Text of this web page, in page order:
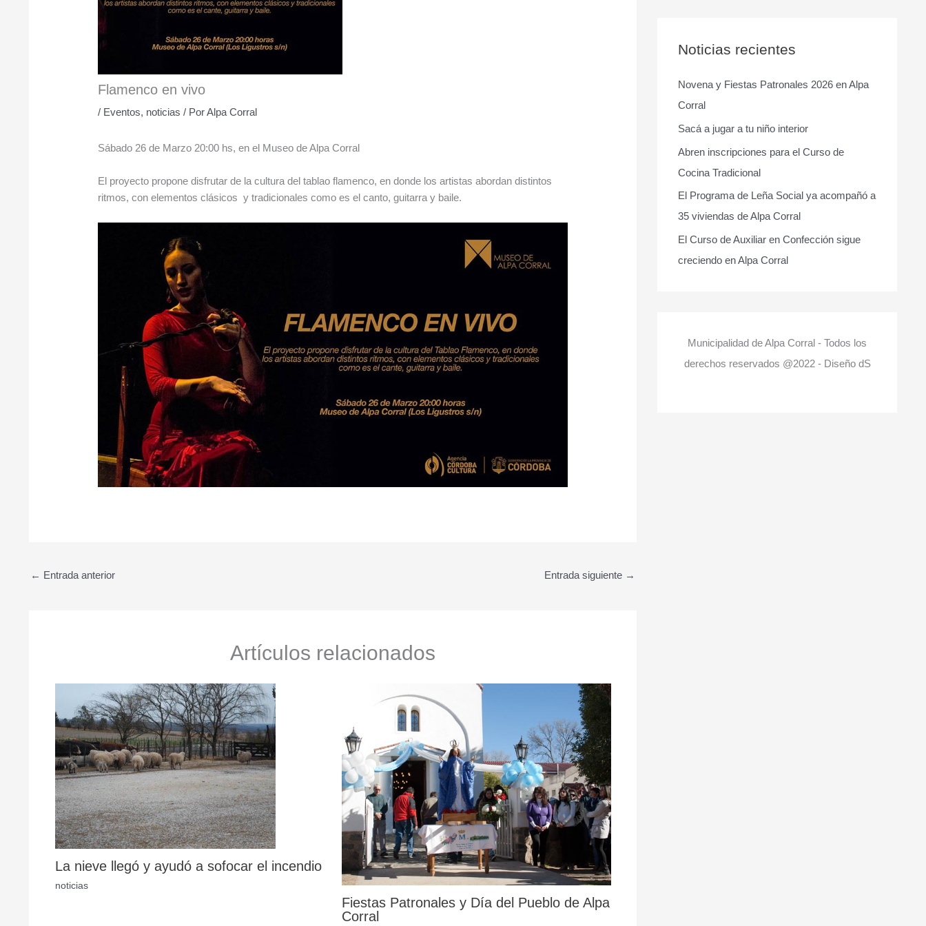
Flamenco en vivo
/ Eventos, noticias / PorAlpa Corral
Sábado 26 de Marzo 20:00 hs, en el Museo de Alpa Corral
El proyecto propone disfrutar de la cultura del tablao flamenco, en donde los artistas abordan distintos
ritmos, con elementos clásicos y tradicionales como es el canto, guitarra y baile.
← Entrada anterior Entrada siguiente →
Artículos relacionados
La nieve llegó y ayudó a sofocar el incendio
noticias
Fiestas Patronales y Día del Pueblo de Alpa
Corral
a
p
o
r
:
Noticias recientes
Novena y Fiestas Patronales 2026 en Alpa
Corral
Sacá a jugar a tu niño interior
Abren inscripciones para el Curso de
Cocina Tradicional
El Programa de Leña Social ya acompañó a
35 viviendas de Alpa Corral
El Curso de Auxiliar en Confección sigue
creciendo en Alpa Corral
Municipalidad de Alpa Corral - Todos los
derechos reservados @2022 - Diseño dS